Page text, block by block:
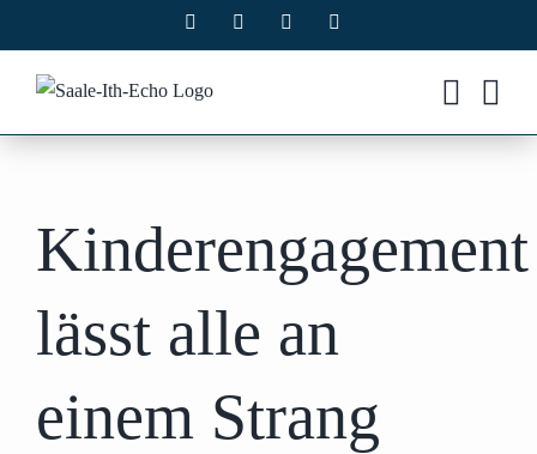
Inhalt
springen
Facebook Instagram
Kinderengagement
lässt alle an
einem Strang